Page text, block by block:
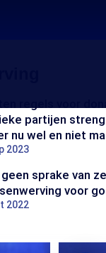
partijen
nu wel en niet
2023
geen sprake van
voor
2022